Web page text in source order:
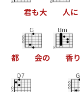
君も大 人に
都
G
会の
Bm
香り
D7 G